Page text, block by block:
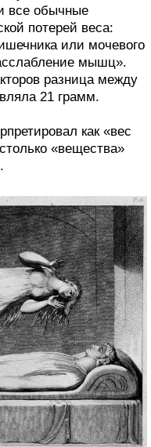
все обычные
потерей веса:
или мочевого
мышц».
разница между
21 грамм.
как «вес
«вещества»